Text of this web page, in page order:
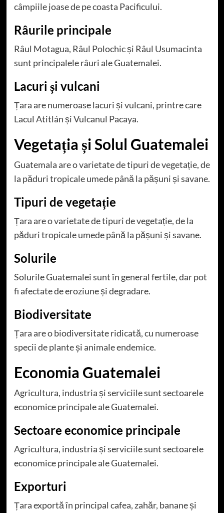
câmpiile joase de pe coasta Pacificului.
Râurile principale
Râul Motagua, Râul Polochic și Râul Usumacinta
sunt principalele râuri ale Guatemalei.
Lacuri și vulcani
Țara are numeroase lacuri și vulcani, printre care
Lacul Atitlán și Vulcanul Pacaya.
Vegetația și Solul Guatemalei
Guatemala are o varietate de tipuri de vegetație, de
la păduri tropicale umede până la pășuni și savane.
Tipuri de vegetație
Țara are o varietate de tipuri de vegetație, de la
păduri tropicale umede până la pășuni și savane.
Solurile
Solurile Guatemalei sunt în general fertile, dar pot
fi afectate de eroziune și degradare.
Biodiversitate
Țara are o biodiversitate ridicată, cu numeroase
specii de plante și animale endemice.
Economia Guatemalei
Agricultura, industria și serviciile sunt sectoarele
economice principale ale Guatemalei.
Sectoare economice principale
Agricultura, industria și serviciile sunt sectoarele
economice principale ale Guatemalei.
Exporturi
Țara exportă în principal cafea, zahăr, banane și